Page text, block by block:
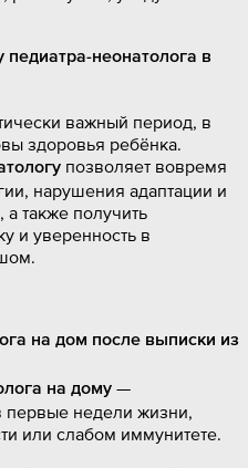
неонатолога в
важный период, в
здоровья ребёнка.
позволяет вовремя
нарушения адаптации и
также получить
и уверенность в
на дом после выписки из
на дому —
первые недели жизни,
или слабом иммунитете.